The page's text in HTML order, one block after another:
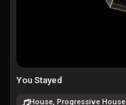
You Stayed
House, Progressive House